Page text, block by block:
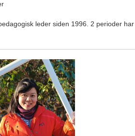
leder siden 1996. 2 perioder har